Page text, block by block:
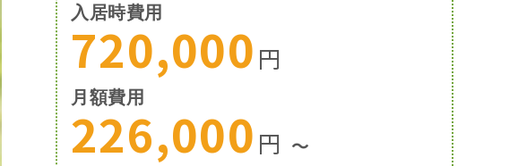
入居時費用
720,000 円
月額費用
226,000 円 〜